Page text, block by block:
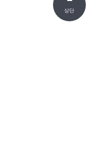
상단